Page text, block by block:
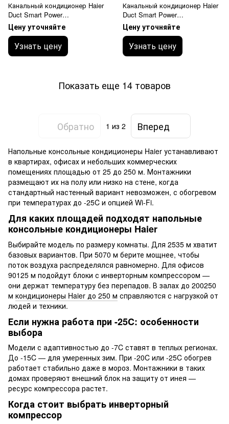
Канальный кондиционер Haier
Duct Smart Power
ADH125M1ERG/1UH125P1ERG
средненапорный 30-120 Pа
Цену уточняйте
Узнать цену
Канальный кондиционер Haier
Duct Smart Power
AD140S2SM3FA/1U140S2SN1F
B средненапорный 25-150 Pа
Цену уточняйте
Узнать цену
Показать еще 14 товаров
Обратно 1 из 2 Вперед
Напольные консольные кондиционеры Haier устанавливают
в квартирах, офисах и небольших коммерческих
помещениях площадью от 25 до 250 м. Монтажники
размещают их на полу или низко на стене, когда
стандартный настенный вариант невозможен, с обогревом
при температурах до -25C и опцией Wi-Fi.
Для каких площадей подходят напольные
консольные кондиционеры Haier
Выбирайте модель по размеру комнаты. Для 2535 м хватит
базовых вариантов. При 5070 м берите мощнее, чтобы
поток воздуха распределялся равномерно. Для офисов
90125 м подойдут блоки с инверторным компрессором —
они держат температуру без перепадов. В залах до 200250
м кондиционеры Haier до 250 м справляются с нагрузкой от
людей и техники.
Если нужна работа при -25C: особенности
выбора
Модели с адаптивностью до -7C ставят в теплых регионах.
До -15C — для умеренных зим. При -20C или -25C обогрев
работает стабильно даже в мороз. Монтажники в таких
домах проверяют внешний блок на защиту от инея —
ресурс компрессора растет.
Когда стоит выбрать инверторный
компрессор